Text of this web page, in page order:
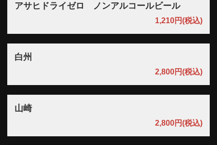
アサヒドライゼロ ノンアルコールビール
1,210円(税込)
白州
2,800円(税込)
山崎
2,800円(税込)